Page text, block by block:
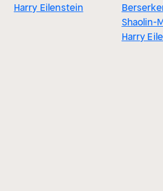
Harry Eilenstein
Shaolin-
Harry